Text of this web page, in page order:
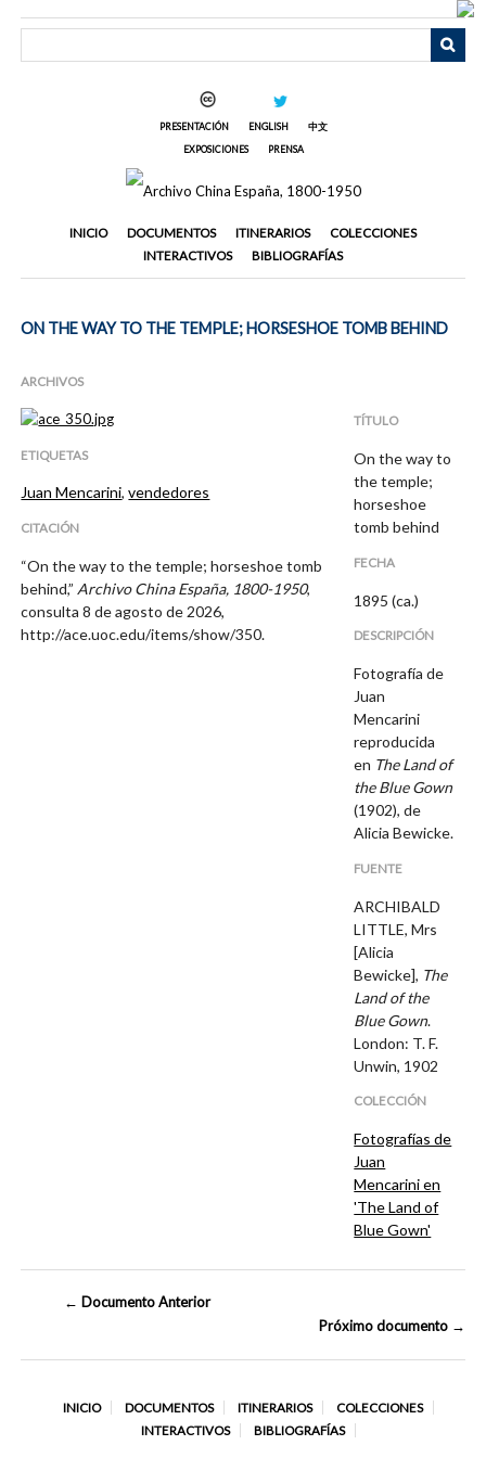
PRESENTACIÓN ENGLISH
中文
EXPOSICIONES
PRENSA
INICIO DOCUMENTOS ITINERARIOS
COLECCIONES
INTERACTIVOS
BIBLIOGRAFÍAS
ON THE WAY TO THE TEMPLE; HORSESHOE TOMB BEHIND
ARCHIVOS
ETIQUETAS
Juan Mencarini,vendedores
CITACIÓN
“On the way to the temple; horseshoe tomb
behind,” Archivo China España, 1800-1950,
consulta 8 de agosto de 2026,
http://ace.uoc.edu/items/show/350.
TÍTULO
On the way to
the temple;
horseshoe
tomb behind
FECHA
1895 (ca.)
DESCRIPCIÓN
Fotografía de
Juan
Mencarini
reproducida
en The Land of
the Blue Gown
(1902), de
Alicia Bewicke.
FUENTE
ARCHIBALD
LITTLE, Mrs
[Alicia
Bewicke], The
Land of the
Blue Gown.
London: T. F.
Unwin, 1902
COLECCIÓN
Fotografías de
Juan
Mencarini en
'The Land of
Blue Gown'
← Documento Anterior
Próximo documento →
INICIO DOCUMENTOS ITINERARIOS
COLECCIONES
INTERACTIVOS
BIBLIOGRAFÍAS